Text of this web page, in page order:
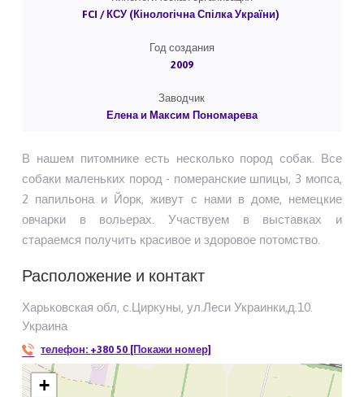
FCI / КСУ (Кінологічна Спілка України)
Год создания
2009
Заводчик
Елена и Максим Пономарева
В нашем питомнике есть несколько пород собак. Все
собаки маленьких пород - померанские шпицы, 3 мопса,
2 папильона и Йорк, живут с нами в доме, немецкие
овчарки в вольерах. Участвуем в выставках и
стараемся получить красивое и здоровое потомство.
Расположение и контакт
Харьковская обл, с.Циркуны, ул.Леси Украинки,д.10.
Украина
телефон: +380 50 [Покажи номер]
+